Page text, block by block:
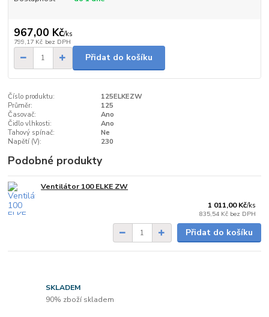
967,00 Kč/ks
799,17 Kč bez DPH
Přidat do košíku
Číslo produktu:
125ELKEZW
Průměr:
125
Časovač:
Ano
Čidlo vlhkosti:
Ano
Tahový spínač:
Ne
Napětí (V):
230
Podobné produkty
Ventilátor 100 ELKE ZW
1 011,00 Kč/ks
835,54 Kč bez DPH
Přidat do košíku
SKLADEM
90% zboží skladem